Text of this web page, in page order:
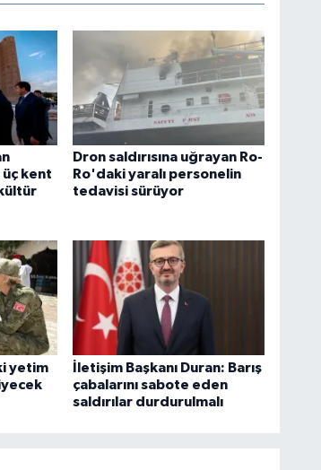
üç kent
Dron saldırısına uğrayan Ro-
Ro'daki yaralı personelin
tedavisi sürüyor
yetim
İletişim Başkanı Duran: Barış
çabalarını sabote eden
saldırılar durdurulmalı